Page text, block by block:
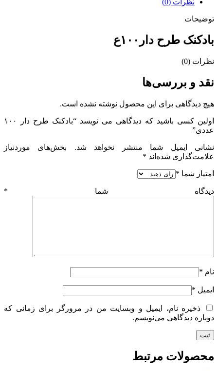
توضیحات
بادکنک طرح دار۱۰۰ع
نظرات (0)
نقد و بررسی‌ها
هیچ دیدگاهی برای این محصول نوشته نشده است.
اولین کسی باشید که دیدگاهی می نویسد “بادکنک طرح دار ۱۰۰
عددی”
نشانی ایمیل شما منتشر نخواهد شد.
بخش‌های موردنیاز
علامت‌گذاری شده‌اند *
امتیاز شما *
دیدگاه شما *
نام *
ایمیل *
ذخیره نام، ایمیل و وبسایت من در مرورگر برای زمانی که
دوباره دیدگاهی می‌نویسم.
محصولات مرتبط